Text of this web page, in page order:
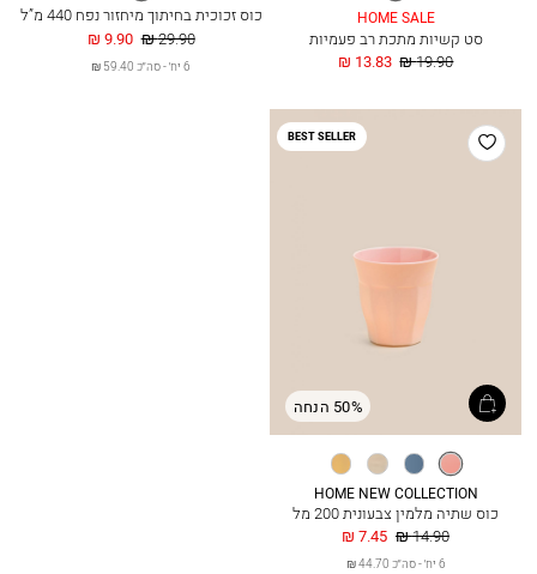
HOME SALE
סט קשיות מתכת רב פעמיות
החל
13.83 ₪ מחיר
19.90 ₪
כוס זכוכית בחיתוך מיחזור נפח 440 מ”ל
החל
9.90 ₪ מחיר
29.90 ₪
6 יח׳ - סה״כ 59.40 ₪
BEST SELLER הוסף
למועדפים
50% הנחה
ורוד
בייבי
תכלת לבן בננה
HOME NEW COLLECTION
כוס שתיה מלמין צבעונית 200 מל
החל
7.45 ₪ מחיר
14.90 ₪
6 יח׳ - סה״כ 44.70 ₪